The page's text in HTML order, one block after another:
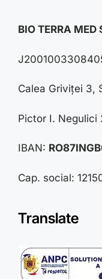
BIO TERRA MED
Calea Griviței 3,
Pictor I. Negulici
IBAN:
Cap. social:
Translate